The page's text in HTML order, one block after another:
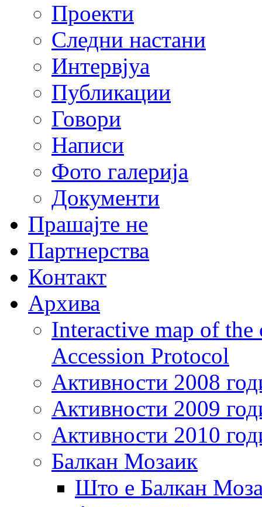
Проекти
Следни настани
Интервјуа
Публикации
Говори
Написи
Фото галерија
Документи
Прашајте не
Партнерства
Контакт
Архива
Interactive map of
Accession Protocol
Активности 2008
Активности 2009
Активности 2010
Балкан Мозаик
Што е Балкан